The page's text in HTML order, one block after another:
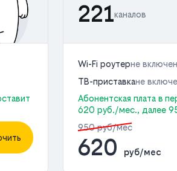
221каналов
Wi-Fi роутерне
ТВ-приставкане
Абонентская плата в
620 руб./мес., далее
950 руб/мес
620 руб/мес